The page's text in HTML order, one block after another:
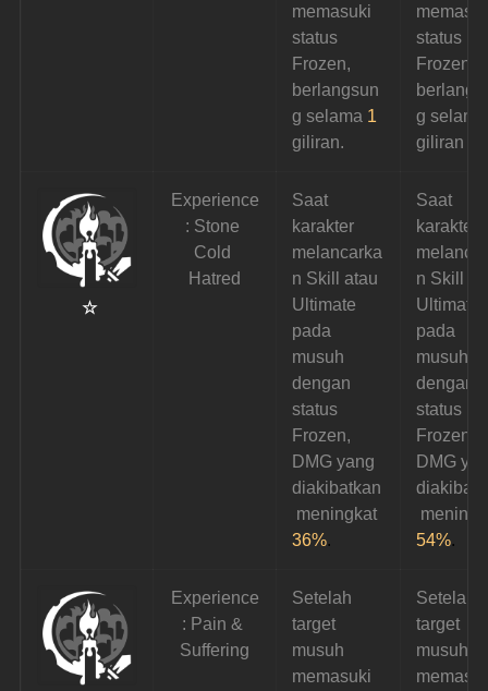
memasuki
status
Frozen,
berlangsun
g selama 1
giliran.
status
Frozen,
g
giliran
☆
Experience
: Stone
Cold
Hatred
Saat
karakter
melancarka
n Skill atau
Ultimate
pada
musuh
dengan
status
Frozen,
DMG yang
diakibatkan
meningkat
36%.
Saat
karakter
n Skill
Ultimate
pada
musuh
dengan
status
Frozen,
DMG
54%.
Experience
: Pain &
Suffering
Setelah
target
musuh
memasuki
Setelah
target
musuh